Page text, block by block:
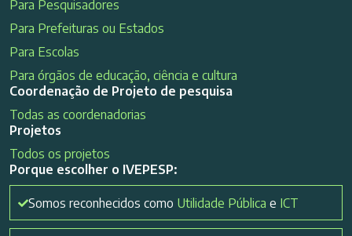
Para Pesquisadores
Para Prefeituras ou Estados
Para Escolas
Para órgãos de educação, ciência e cultura
Coordenação de Projeto de pesquisa
Todas as coordenadorias
Projetos
Todos os projetos
Porque escolher o IVEPESP:
Somos reconhecidos como Utilidade Pública e ICT